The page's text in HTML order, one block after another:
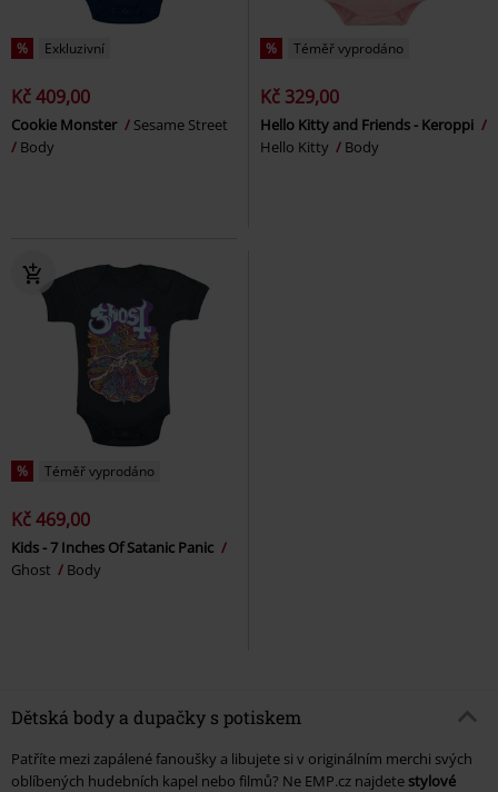
% Exkluzivní
Kč 409,00
Cookie Monster
Sesame Street
Body
% Téměř vyprodáno
Kč 329,00
Hello Kitty and Friends - Keroppi
Hello Kitty
Body
% Téměř vyprodáno
Kč 469,00
Kids - 7 Inches Of Satanic Panic
Ghost
Body
Dětská body a dupačky s potiskem
Patříte mezi zapálené fanoušky a libujete si v originálním merchi svých
oblíbených hudebních kapel nebo filmů? Ne EMP.cz najdete stylové